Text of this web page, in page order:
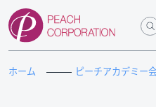
ホーム ピーチアカデミー